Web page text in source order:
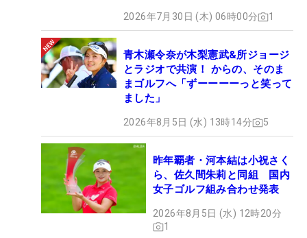
2026年7月30日 (木) 06時00分 1
青木瀬令奈が木梨憲武&所ジョージ
とラジオで共演！ からの、そのま
まゴルフへ「ずーーーーっと笑って
ました」
2026年8月5日 (水) 13時14分 5
昨年覇者・河本結は小祝さく
ら、佐久間朱莉と同組 国内
女子ゴルフ組み合わせ発表
2026年8月5日 (水) 12時20分
1